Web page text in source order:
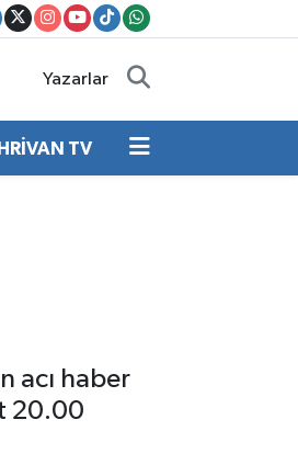
Yazarlar
TV
acı haber
20.00